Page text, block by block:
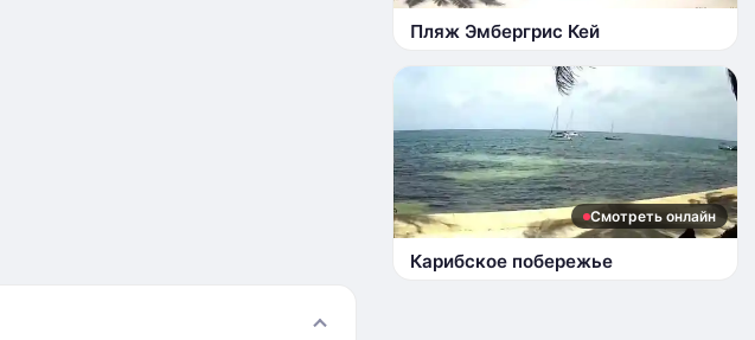
Пляж Эмбергрис Кей
Смотреть онлайн
Карибское побережье